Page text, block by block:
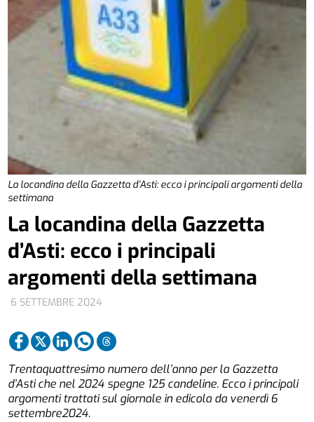
La locandina della Gazzetta d’Asti: ecco i principali argomenti della
settimana
6 SETTEMBRE 2024
La locandina della Gazzetta
d’Asti: ecco i principali
argomenti della settimana
Trentaquattresimo numero dell’anno per la Gazzetta
d’Asti che nel 2024 spegne 125 candeline. Ecco i principali
argomenti trattati sul giornale in edicola da venerdì 6
settembre2024.